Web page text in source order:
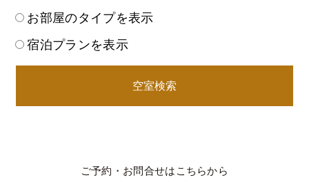
お部屋のタイプを表示
宿泊プランを表示
空室検索
ご予約・お問合せはこちらから